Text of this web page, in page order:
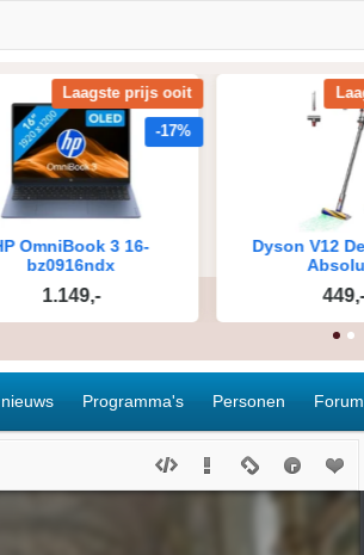
Programma's Personen Forum